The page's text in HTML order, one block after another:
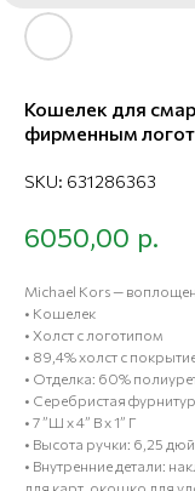
Кошелек для
фирменным
SKU: 631286363
6050,00 р.
Michael Kors —
• Кошелек
• Холст с логотипом
• 89,4% холст с
• Отделка: 60%
• Серебристая
• 7 ”Ш x 4” В x 1” Г
• Высота ручки: 6,25
• Внутренние детали:
для карт, окошко для